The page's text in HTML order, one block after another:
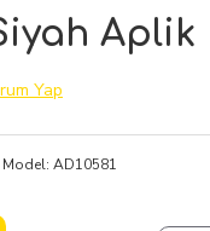
Aplik
Yap
Model: AD10581